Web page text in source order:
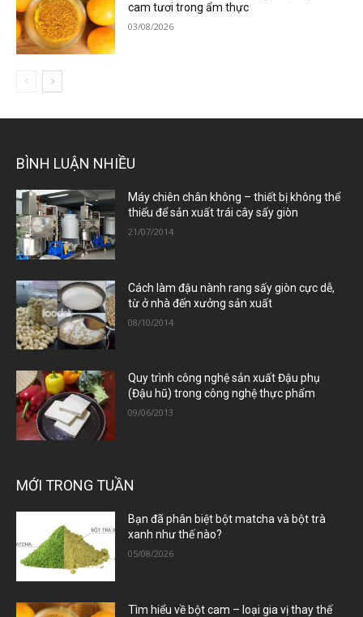
cam tươi trong ẩm thực
03/08/2026
BÌNH LUẬN NHIỀU
Máy chiên chân không – thiết bị không thể
thiếu để sản xuất trái cây sấy giòn
21/07/2014
Cách làm đậu nành rang sấy giòn cực dễ,
từ ở nhà đến xưởng sản xuất
08/10/2014
Quy trình công nghệ sản xuất Đậu phụ
(Đậu hũ) trong công nghệ thực phẩm
09/06/2013
MỚI TRONG TUẦN
Bạn đã phân biệt bột matcha và bột trà
xanh như thế nào?
05/08/2026
Tìm hiểu về bột cam – loại gia vị thay thế